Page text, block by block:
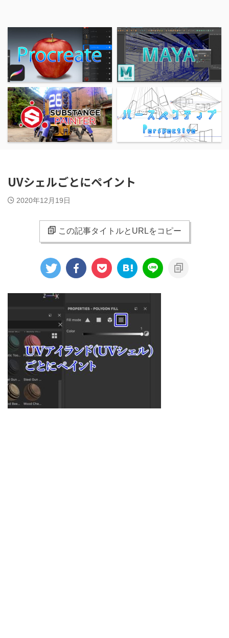
UVシェルごとにペイント
2020年12月19日
この記事タイトルとURLをコピー